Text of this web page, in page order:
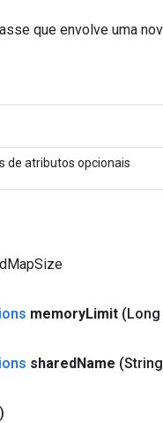
que envolve uma
de atributos opcionais
memoryLimit
sharedName